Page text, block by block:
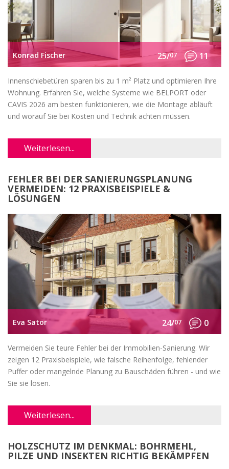
Konrad Fischer 25/07 11
Innenschiebetüren sparen bis zu 1 m² Platz und optimieren Ihre
Wohnung. Erfahren Sie, welche Systeme wie BELPORT oder
CAVIS 2026 am besten funktionieren, wie die Montage abläuft
und worauf Sie bei Kosten und Technik achten müssen.
Weiterlesen...
FEHLER BEI DER SANIERUNGSPLANUNG
VERMEIDEN: 12 PRAXISBEISPIELE &
LÖSUNGEN
Eva Sator 24/07 0
Vermeiden Sie teure Fehler bei der Immobilien-Sanierung. Wir
zeigen 12 Praxisbeispiele, wie falsche Reihenfolge, fehlender
Puffer oder mangelnde Planung zu Bauschäden führen - und wie
Sie sie lösen.
Weiterlesen...
HOLZSCHUTZ IM DENKMAL: BOHRMEHL,
PILZE UND INSEKTEN RICHTIG BEKÄMPFEN